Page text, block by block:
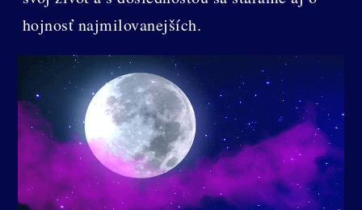
hojnosť najmilovanejších.